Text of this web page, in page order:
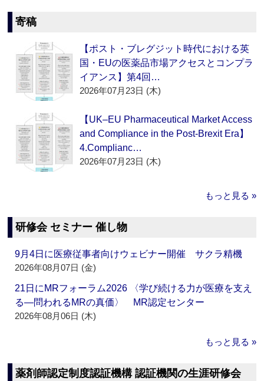
寄稿
【ポスト・ブレグジット時代における英
国・EUの医薬品市場アクセスとコンプラ
イアンス】第4回…
2026年07月23日 (木)
【UK–EU Pharmaceutical Market Access
and Compliance in the Post-Brexit Era】
4.Complianc…
2026年07月23日 (木)
もっと見る »
研修会 セミナー 催し物
9月4日に医療従事者向けウェビナー開催 サクラ精機
2026年08月07日 (金)
21日にMRフォーラム2026 〈学び続ける力が医療を支え
る―問われるMRの真価〉 MR認定センター
2026年08月06日 (木)
もっと見る »
薬剤師認定制度認証機構 認証機関の生涯研修会